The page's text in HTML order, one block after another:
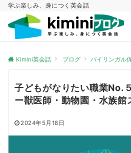
学ぶ楽しみ、身につく英会話
Kimini英会話 ブログ バイリンガル
子どもがなりたい職業No.
ー獣医師・動物園・水族館
2024年5月18日